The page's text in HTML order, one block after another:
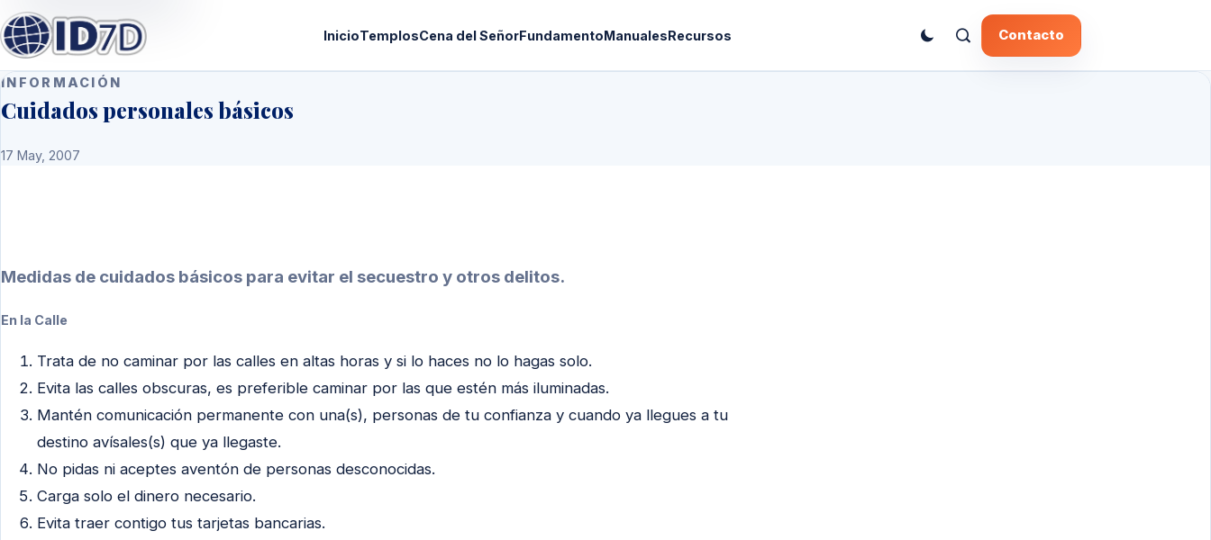
InicioTemplosCena del SeñorFundamentoManualesRecursos Contacto
INFORMACIÓN
Cuidados personales básicos
17 May, 2007
Medidas de cuidados básicos para evitar el secuestro y otros delitos.
En la Calle
Trata de no caminar por las calles en altas horas y si lo haces no lo hagas solo.
Evita las calles obscuras, es preferible caminar por las que estén más iluminadas.
Mantén comunicación permanente con una(s), personas de tu confianza y cuando ya llegues a tu
destino avísales(s) que ya llegaste.
No pidas ni aceptes aventón de personas desconocidas.
Carga solo el dinero necesario.
Evita traer contigo tus tarjetas bancarias.